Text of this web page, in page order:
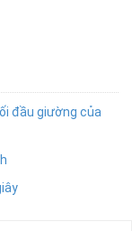
đầu giường của